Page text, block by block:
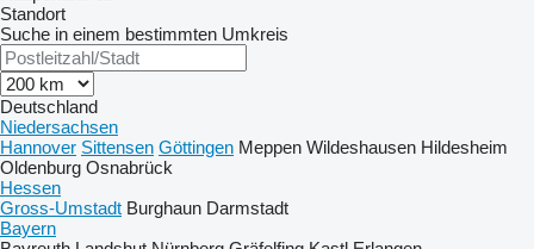
Standort
Suche in einem bestimmten Umkreis
Deutschland
Niedersachsen
Hannover Sittensen Göttingen Meppen Wildeshausen Hildesheim
Oldenburg Osnabrück
Hessen
Gross-Umstadt Burghaun Darmstadt
Bayern